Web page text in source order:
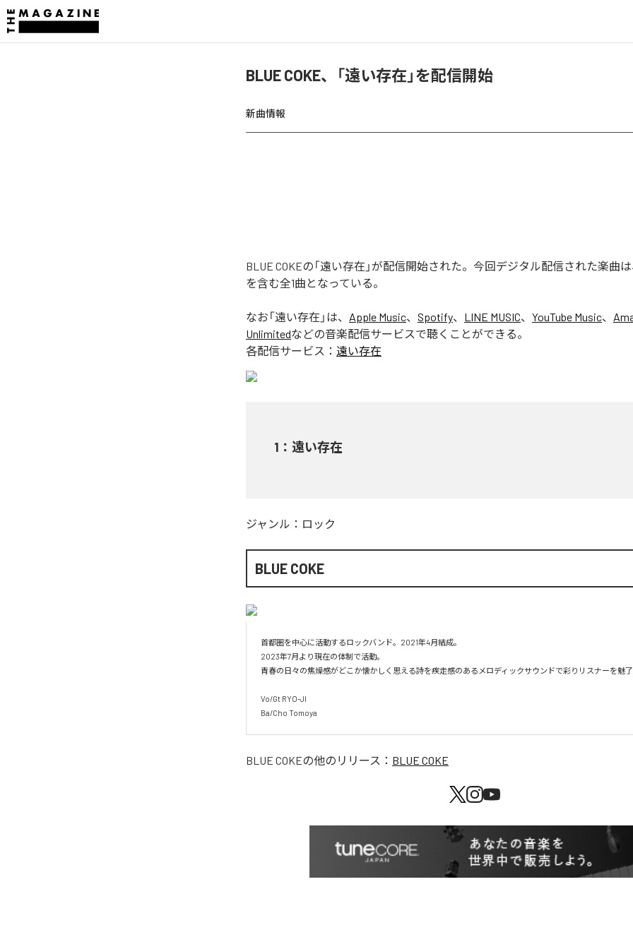
BLUE COKE、「遠い存在」を配信開始
新曲情報
BLUE COKEの「遠い存在」が配信開始された。今回デジタル配信された楽曲は
を含む全1曲となっている。
なお「遠い存在 」は、 Apple Music、 Spotify、 LINE MUSIC、 YouTube Music、
Unlimitedなどの音楽配信サービスで聴くことができる。
各配信サービス： 遠い存在
1 ： 遠い存在
ジャンル： ロック
BLUE COKE
首都圏を中心に活動するロックバンド。2021年4月結成。
2023年7月より現在の体制で活動。
青春の日々の焦燥感がどこか懐かしく思える詩を疾走感のあるメロディックサウンドで彩りリスナーを魅
Vo/Gt RYO-JI
Ba/Cho Tomoya
BLUE COKEの他のリリース： BLUE COKE